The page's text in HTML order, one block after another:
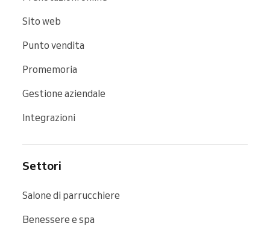
Sito web
Punto vendita
Promemoria
Gestione aziendale
Integrazioni
Settori
Salone di parrucchiere
Benessere e spa